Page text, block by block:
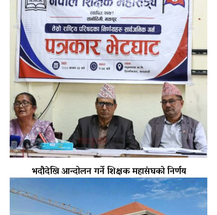
भदौदेखि आन्दोलन गर्ने शिक्षक महासंघको निर्णय